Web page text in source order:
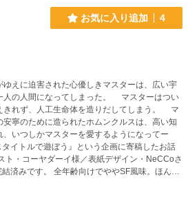
お気に入り追加 4
ゆえに迫害された心優しきマスターは、広い宇
間になってしまった。 マスターはつい
れず、人工生命体を造りだしてしまう。 マ
安寧のために造られたホムンクルスは、高い知
、いつしかマスターを愛するようになってー